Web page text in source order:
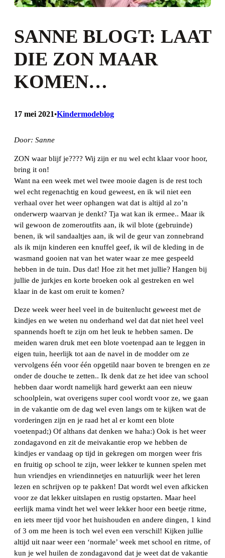
SANNE BLOGT: LAAT
DIE ZON MAAR
KOMEN…
17 mei 2021•Kindermodeblog
Door: Sanne
ZON waar blijf je???? Wij zijn er nu wel echt klaar voor hoor,
bring it on!
Want na een week met wel twee mooie dagen is de rest toch
wel echt regenachtig en koud geweest, en ik wil niet een
verhaal over het weer ophangen wat dat is altijd al zo’n
onderwerp waarvan je denkt? Tja wat kan ik ermee.. Maar ik
wil gewoon de zomeroutfits aan, ik wil blote (gebruinde)
benen, ik wil sandaaltjes aan, ik wil de geur van zonnebrand
als ik mijn kinderen een knuffel geef, ik wil de kleding in de
wasmand gooien nat van het water waar ze mee gespeeld
hebben in de tuin. Dus dat! Hoe zit het met jullie? Hangen bij
jullie de jurkjes en korte broeken ook al gestreken en wel
klaar in de kast om eruit te komen?
Deze week weer heel veel in de buitenlucht geweest met de
kindjes en we weten nu onderhand wel dat dat niet heel veel
spannends hoeft te zijn om het leuk te hebben samen. De
meiden waren druk met een blote voetenpad aan te leggen in
eigen tuin, heerlijk tot aan de navel in de modder om ze
vervolgens één voor één opgetild naar boven te brengen en ze
onder de douche te zetten.. Ik denk dat ze het idee van school
hebben daar wordt namelijk hard gewerkt aan een nieuw
schoolplein, wat overigens super cool wordt voor ze, we gaan
in de vakantie om de dag wel even langs om te kijken wat de
vorderingen zijn en je raad het al er komt een blote
voetenpad;) Of althans dat denken we haha:) Ook is het weer
zondagavond en zit de meivakantie erop we hebben de
kindjes er vandaag op tijd in gekregen om morgen weer fris
en fruitig op school te zijn, weer lekker te kunnen spelen met
hun vriendjes en vriendinnetjes en natuurlijk weer het leren
lezen en schrijven op te pakken! Dat wordt wel even afkicken
voor ze dat lekker uitslapen en rustig opstarten. Maar heel
eerlijk mama vindt het wel weer lekker hoor een beetje ritme,
en iets meer tijd voor het huishouden en andere dingen, 1 kind
of 3 om me heen is toch wel even een verschil! Kijken jullie
altijd uit naar weer een ‘normale’ week met school en ritme, of
kun je wel huilen de zondagavond dat je weet dat de vakantie